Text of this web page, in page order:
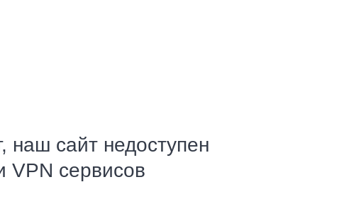
наш сайт недоступен
VPN сервисов